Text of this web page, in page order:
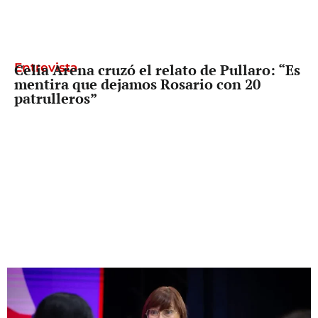
Entrevista
Celia Arena cruzó el relato de Pullaro: “Es
mentira que dejamos Rosario con 20
patrulleros”